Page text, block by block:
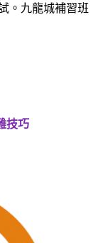
。九龍城補習班
技巧